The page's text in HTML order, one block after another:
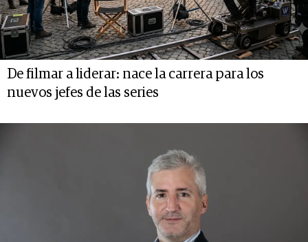
De filmar a liderar: nace la carrera para los
nuevos jefes de las series